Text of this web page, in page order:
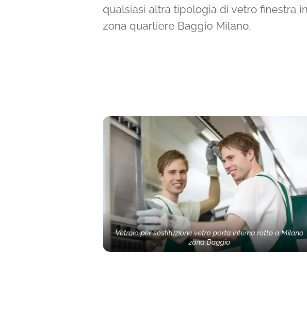
qualsiasi altra tipologia di vetro finestra in
zona quartiere Baggio Milano.
Vetraio per sostituzione vetro porta interna rotto a Milano
zona Baggio